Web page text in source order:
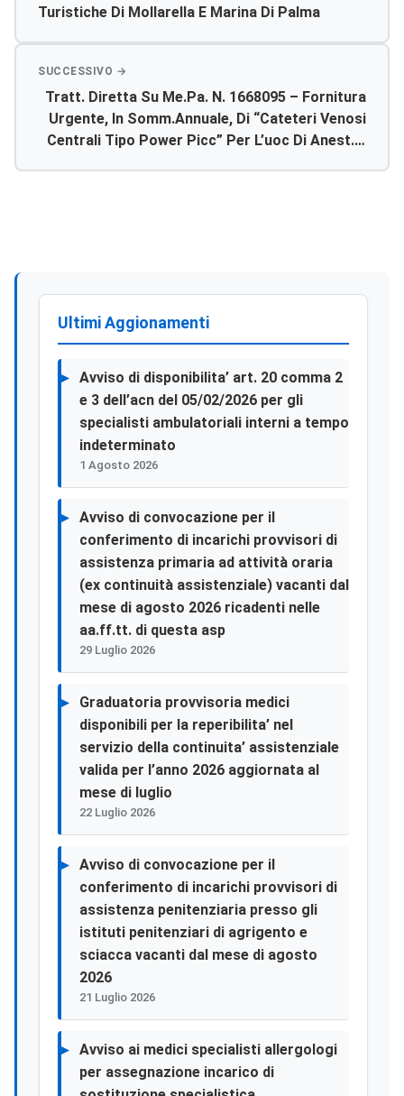
Turistiche Di Mollarella E Marina Di Palma
Tratt. Diretta Su Me.pa. N. 1668095 – Fornitura
Urgente, In Somm.annuale, Di “cateteri Venosi
Centrali Tipo Power Picc” Per L’uoc Di Anest. E
Ultimi Aggionamenti
Avviso di disponibilita’ art. 20 comma 2
e 3 dell’acn del 05/02/2026 per gli
specialisti ambulatoriali interni a tempo
indeterminato
1 Agosto 2026
Avviso di convocazione per il
conferimento di incarichi provvisori di
assistenza primaria ad attività oraria
(ex continuità assistenziale) vacanti dal
mese di agosto 2026 ricadenti nelle
aa.ff.tt. di questa asp
29 Luglio 2026
Graduatoria provvisoria medici
disponibili per la reperibilita’ nel
servizio della continuita’ assistenziale
valida per l’anno 2026 aggiornata al
mese di luglio
22 Luglio 2026
Avviso di convocazione per il
conferimento di incarichi provvisori di
assistenza penitenziaria presso gli
istituti penitenziari di agrigento e
sciacca vacanti dal mese di agosto
2026
21 Luglio 2026
Avviso ai medici specialisti allergologi
per assegnazione incarico di